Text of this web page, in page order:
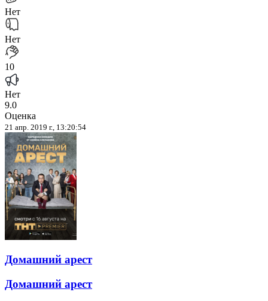
Нет
Нет
10
Нет
9.0
Оценка
21 апр. 2019 г., 13:20:54
Домашний арест
Домашний арест